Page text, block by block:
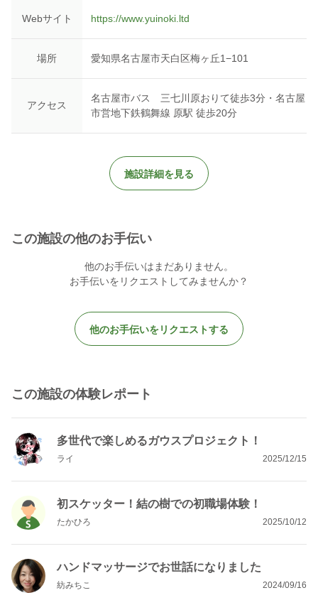
お願い致します。
▼株式会社結の樹
▼YouTube
http://www.youtube.com/channel/UClDAxgfcMjXLvMVWTX7p2eg?
https://vt.tiktok.com/ZSeF54TAf/
Webサイト https://www.yuinoki.ltd
場所 愛知県名古屋市天白区梅ヶ丘1−101
アクセス
名古屋市バス 三七川原おりて徒歩3分・名古屋
市営地下鉄鶴舞線 原駅 徒歩20分
施設詳細を見る
この施設の他のお手伝い
他のお手伝いはまだありません。
お手伝いをリクエストしてみませんか？
他のお手伝いをリクエストする
この施設の体験レポート
多世代で楽しめるガウスプロジェクト！
ライ 2025/12/15
初スケッター！結の樹での初職場体験！
たかひろ 2025/10/12
ハンドマッサージでお世話になりました
紡みちこ 2024/09/16